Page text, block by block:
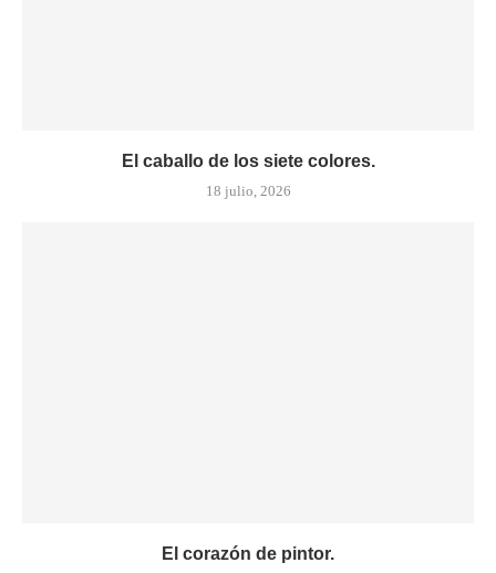
El caballo de los siete colores.
18 julio, 2026
El corazón de pintor.